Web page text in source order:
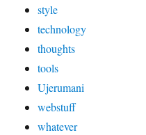
style
technology
thoughts
tools
Ujerumani
webstuff
whatever